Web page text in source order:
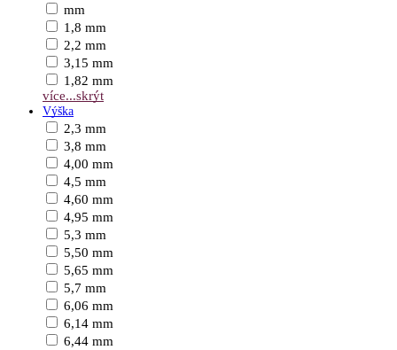
mm
1,8 mm
2,2 mm
3,15 mm
1,82 mm
více...skrýt
Výška
2,3 mm
3,8 mm
4,00 mm
4,5 mm
4,60 mm
4,95 mm
5,3 mm
5,50 mm
5,65 mm
5,7 mm
6,06 mm
6,14 mm
6,44 mm